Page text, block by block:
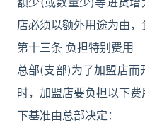
店必须以额外用途为由，
第十三条 负担特别费用
总部(支部)为了加盟店而
时，加盟店要负担以下
下基准由总部决定：